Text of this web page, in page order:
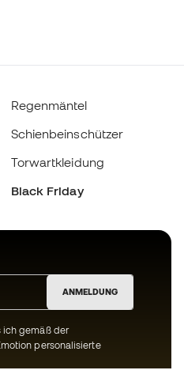
Regenmäntel
Schienbeinschützer
Torwartkleidung
Black Friday
ANMELDUNG
ich gemäß der
personalisierte